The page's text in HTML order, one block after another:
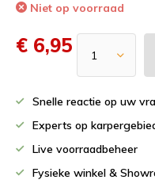
Niet op voorraad
€ 6,95
Snelle reactie op uw
Experts op
Live voorraadbeheer
Fysieke winkel &